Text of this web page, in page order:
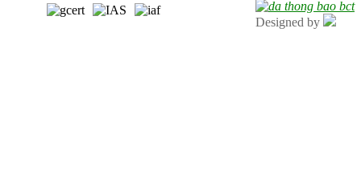
Designed by